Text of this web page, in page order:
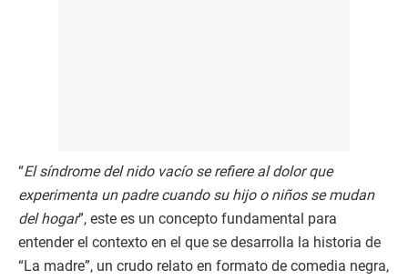
“El síndrome del nido vacío se refiere al dolor que
experimenta un padre cuando su hijo o niños se mudan
del hogar”, este es un concepto fundamental para
entender el contexto en el que se desarrolla la historia de
“La madre”, un crudo relato en formato de comedia negra,